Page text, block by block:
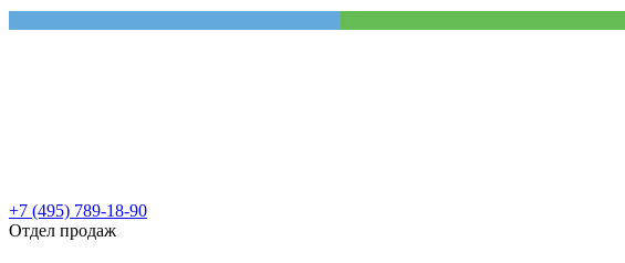
+7 (495) 789-18-90
Отдел продаж